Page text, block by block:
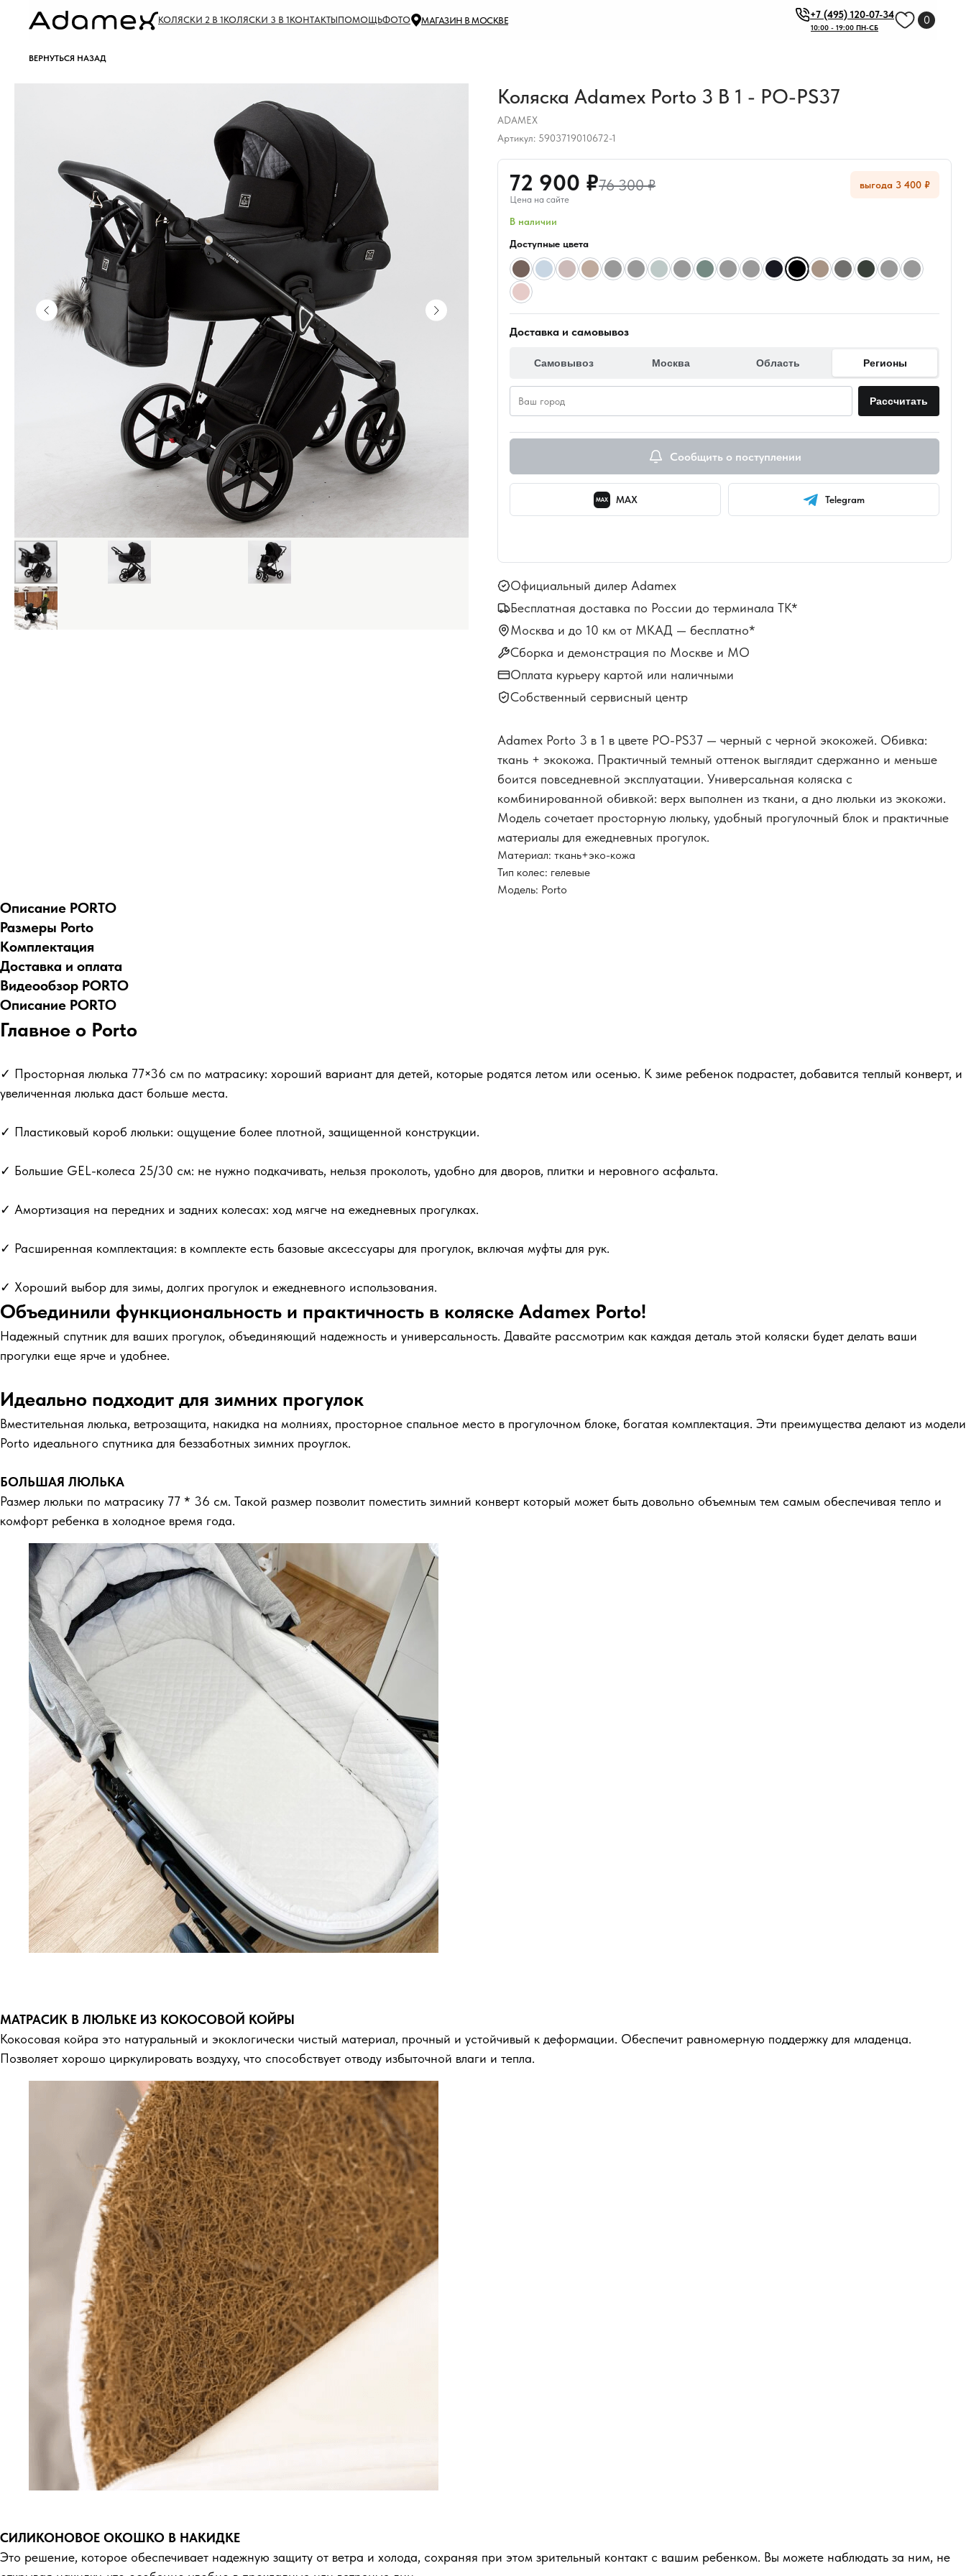
КОЛЯСКИ 2 В 1КОЛЯСКИ 3 В 1КОНТАКТЫПОМОЩЬФОТО МАГАЗИН В МОСКВЕ +7 (495) 120-07-34
10:00 - 19:00 ПН-СБ
0
ВЕРНУТЬСЯ НАЗАД
Коляска Adamex Porto 3 В 1 - PO-PS37
ADAMEX
Артикул: 5903719010672-1
72 900 ₽76 300 ₽
Цена на сайте
выгода 3 400 ₽
В наличии
Доступные цвета
Доставка и самовывоз
Самовывоз Москва Область Регионы
Рассчитать
Сообщить о поступлении
MAX MAX Telegram
Официальный дилер Adamex
Бесплатная доставка по России до терминала ТК*
Москва и до 10 км от МКАД — бесплатно*
Сборка и демонстрация по Москве и МО
Оплата курьеру картой или наличными
Собственный сервисный центр
Adamex Porto 3 в 1 в цвете PO-PS37 — черный с черной экокожей. Обивка:
ткань + экокожа. Практичный темный оттенок выглядит сдержанно и меньше
боится повседневной эксплуатации. Универсальная коляска с
комбинированной обивкой: верх выполнен из ткани, а дно люльки из экокожи.
Модель сочетает просторную люльку, удобный прогулочный блок и практичные
материалы для ежедневных прогулок.
Материал: ткань+эко-кожа
Тип колес: гелевые
Модель: Porto
Описание PORTO
Размеры Porto
Комплектация
Доставка и оплата
Видеообзор PORTO
Описание PORTO
Главное о Porto
✓ Просторная люлька 77×36 см по матрасику: хороший вариант для детей, которые родятся летом или осенью. К зиме ребенок подрастет, добавится теплый конверт, и
увеличенная люлька даст больше места.
✓ Пластиковый короб люльки: ощущение более плотной, защищенной конструкции.
✓ Большие GEL-колеса 25/30 см: не нужно подкачивать, нельзя проколоть, удобно для дворов, плитки и неровного асфальта.
✓ Амортизация на передних и задних колесах: ход мягче на ежедневных прогулках.
✓ Расширенная комплектация: в комплекте есть базовые аксессуары для прогулок, включая муфты для рук.
✓ Хороший выбор для зимы, долгих прогулок и ежедневного использования.
Объединили функциональность и практичность в коляске Adamex Porto!
Надежный спутник для ваших прогулок, объединяющий надежность и универсальность. Давайте рассмотрим как каждая деталь этой коляски будет делать ваши
прогулки еще ярче и удобнее.
Идеально подходит для зимних прогулок
Вместительная люлька, ветрозащита, накидка на молниях, просторное спальное место в прогулочном блоке, богатая комплектация. Эти преимущества делают из модели
Porto идеального спутника для беззаботных зимних проуглок.
БОЛЬШАЯ ЛЮЛЬКА
Размер люльки по матрасику 77 * 36 см. Такой размер позволит поместить зимний конверт который может быть довольно объемным тем самым обеспечивая тепло и
комфорт ребенка в холодное время года.
МАТРАСИК В ЛЮЛЬКЕ ИЗ КОКОСОВОЙ КОЙРЫ
Кокосовая койра это натуральный и экоклогически чистый материал, прочный и устойчивый к деформации. Обеспечит равномерную поддержку для младенца.
Позволяет хорошо циркулировать воздуху, что способствует отводу избыточной влаги и тепла.
СИЛИКОНОВОЕ ОКОШКО В НАКИДКЕ
Это решение, которое обеспечивает надежную защиту от ветра и холода, сохраняя при этом зрительный контакт с вашим ребенком. Вы можете наблюдать за ним, не